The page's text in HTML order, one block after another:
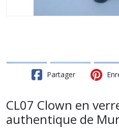
Partager
CL07 Clown en
authentique de